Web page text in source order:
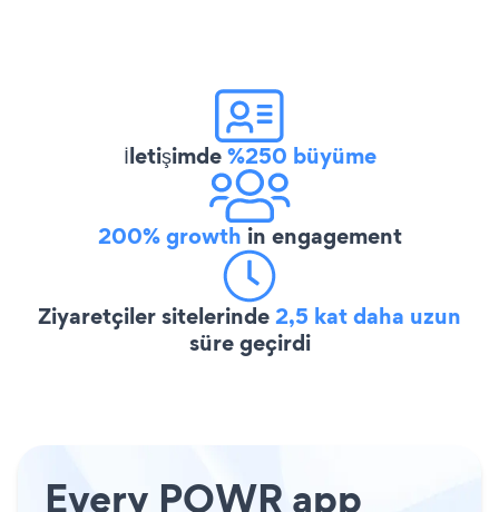
İletişimde%250 büyüme
200% growth in engagement
Ziyaretçiler sitelerinde2,5 kat daha uzun
süre geçirdi
Every POWR app